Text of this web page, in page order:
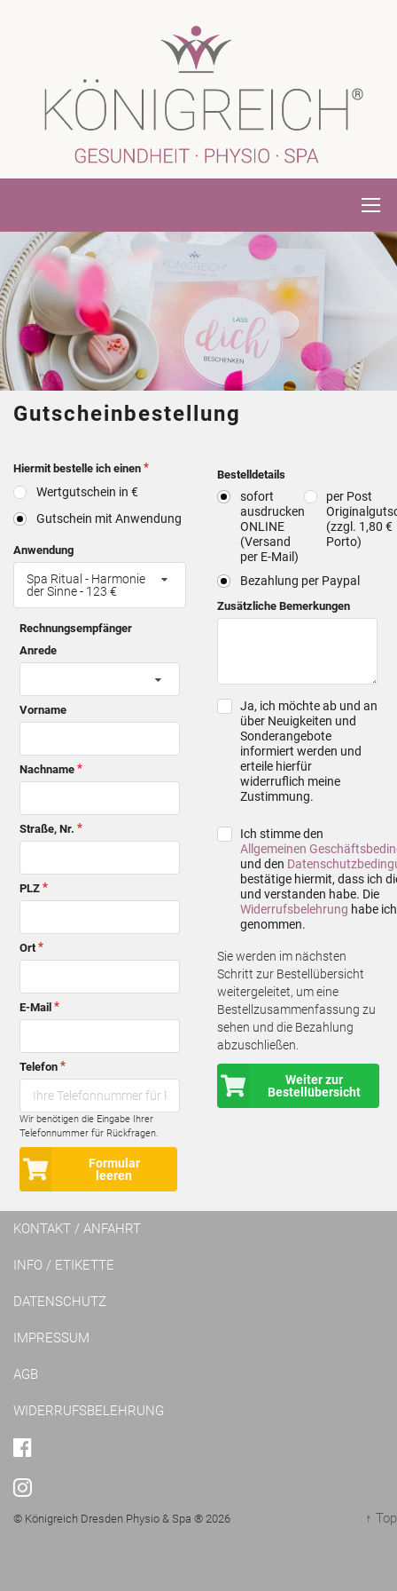
Gutscheinbestellung
Hiermit bestelle ich einen
Wertgutschein in €
Gutschein mit Anwendung
Anwendung
Spa Ritual - Harmonie
der Sinne - 123 €
Rechnungsempfänger
Anrede
Vorname
Nachname
Straße, Nr.
PLZ
Ort
E-Mail
Telefon
Wir benötigen die Eingabe Ihrer
Telefonnummer für Rückfragen.
Formular
leeren
Bestelldetails
sofort
ausdrucken
ONLINE
(Versand
per E-Mail)
per Post
(zzgl. 1,80 €
Porto)
Bezahlung per Paypal
Zusätzliche Bemerkungen
Ja, ich möchte ab und an
über Neuigkeiten und
Sonderangebote
informiert werden und
erteile hierfür
widerruflich meine
Zustimmung.
Ich stimme den
Allgemeinen
und den
bestätige hiermit, dass ich
und verstanden habe. Die
Widerrufsbelehrung habe
genommen.
Sie werden im nächsten
Schritt zur Bestellübersicht
weitergeleitet, um eine
Bestellzusammenfassung zu
sehen und die Bezahlung
abzuschließen.
Weiter zur
Bestellübersicht
KONTAKT / ANFAHRT
INFO / ETIKETTE
DATENSCHUTZ
IMPRESSUM
AGB
WIDERRUFSBELEHRUNG
INSTAGRAM
↑ Top
© Königreich Dresden Physio & Spa ® 2026